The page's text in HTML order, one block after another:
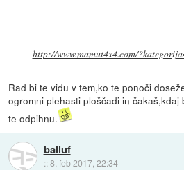
http://www.mamut4x4.com/
Rad bi te vidu v tem,ko te ponoči
ogromni plehasti ploščadi in
te odpihnu.
balluf
::8. feb 2017, 22:34